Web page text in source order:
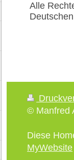
Alle
© Manfred
Diese
MyWebsite